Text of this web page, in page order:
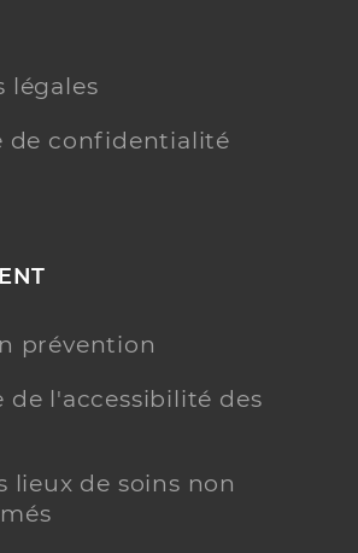
légales
de confidentialité
prévention
de l'accessibilité des
lieux de soins non